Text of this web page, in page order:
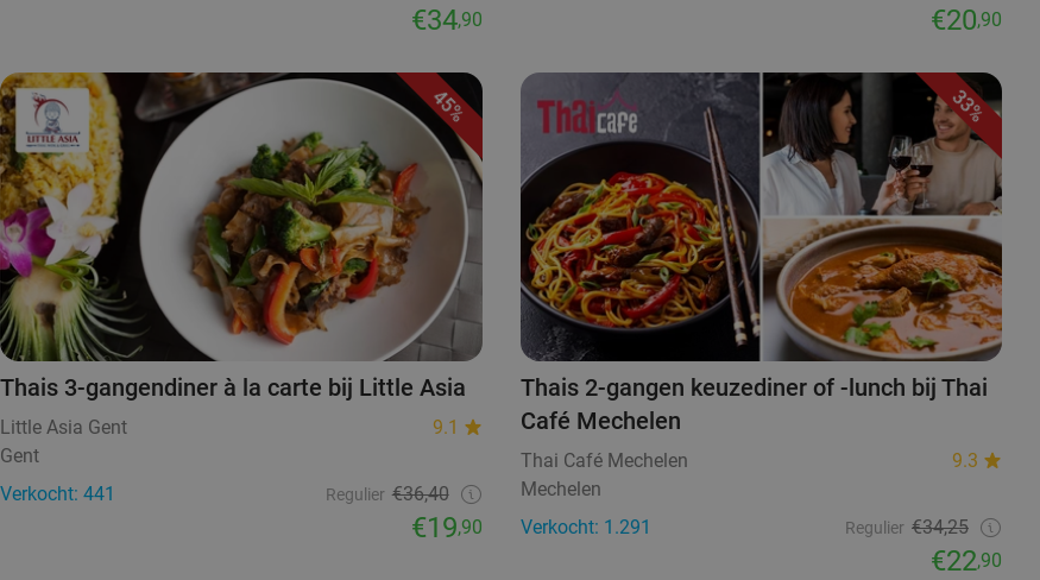
€34,90 €20,90
45%
Thais 3-gangendiner à la carte bij Little Asia
Little Asia Gent
9.1
Gent
Verkocht: 441
Regulier €36,40
€19,90
33%
Thais 2-gangen keuzediner of -lunch bij Thai
Café Mechelen
Thai Café Mechelen
9.3
Mechelen
Verkocht: 1.291
Regulier €34,25
€22,90